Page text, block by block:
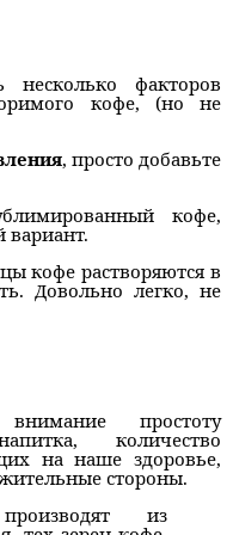
несколько факторов
кофе, (но не
, просто добавьте
кофе,
кофе растворяются в
Довольно легко, не
простоту
количество
на наше здоровье,
стороны.
из